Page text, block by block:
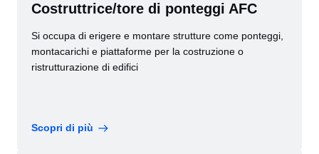
Costruttrice/tore di ponteggi AFC
Si occupa di erigere e montare strutture come ponteggi,
montacarichi e piattaforme per la costruzione o
ristrutturazione di edifici
Scopri di più